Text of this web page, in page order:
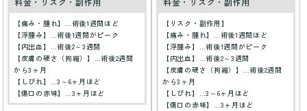
【痛み・腫れ】…術後1週間ほど
【浮腫み】…術後1週間がピーク
【内出血】…術後2～3週間
【皮膚の硬さ（拘縮）】…術後2週間
から3ヶ月
【しびれ】…3～6ヶ月ほど
【傷口の赤味】…3ヶ月ほど
【リスク・副作用】
【痛み・腫れ】…術後1週間ほど
【浮腫み】…術後1週間がピーク
【内出血】…術後2～3週間
【皮膚の硬さ（拘縮）】…術後2週間
から3ヶ月
【しびれ】…3～6ヶ月ほど
【傷口の赤味】…3ヶ月ほど